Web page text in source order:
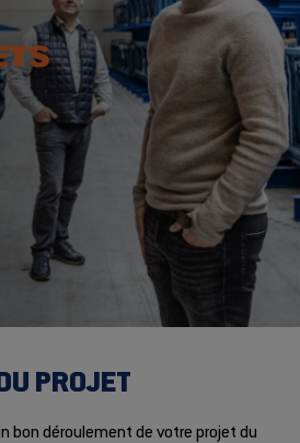
DU PROJET
bon déroulement de votre projet du